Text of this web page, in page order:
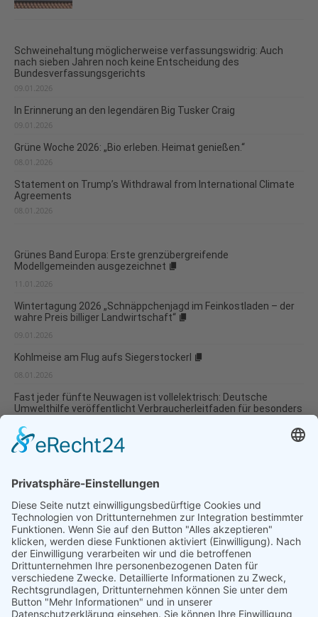
Schweinehaltung möglicherweise verfassungswidrig: Auch
nach sieben Jahren noch keine Entscheidung des
Bundesverfassungsgerichts
09.01.2026
In Erinnerung an den legendären Big Tusker Craig
09.01.2026
Grüne Woche 2026: „Bio erleben. Heimat genießen.“
08.01.2026
Statement on Trump’s Withdrawal from International Climate
Agreements
08.01.2026
Grünes Band Europa: Erste grenzübergreifende
Modellgemeinden ausgezeichnet
11.01.2026
Wintertagung 2026 „Schnäppchenjagd im Feinkostladen – der
wahre Preis billiger Landwirtschaft“
09.01.2026
Kohlmeise am Flug aufs Siegerstockerl
08.01.2026
Fast jeder fünfte Neuwagen ist vollelektrisch: Deutsche
Umwelthilfe veröffentlicht Verbraucherleitfaden für besonders
07.01.2026